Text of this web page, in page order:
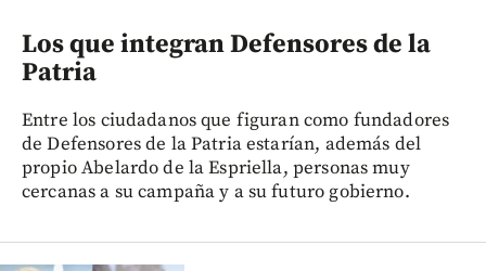
Los que integran Defensores de la
Patria
Entre los ciudadanos que figuran como fundadores
de Defensores de la Patria estarían, además del
propio Abelardo de la Espriella, personas muy
cercanas a su campaña y a su futuro gobierno.